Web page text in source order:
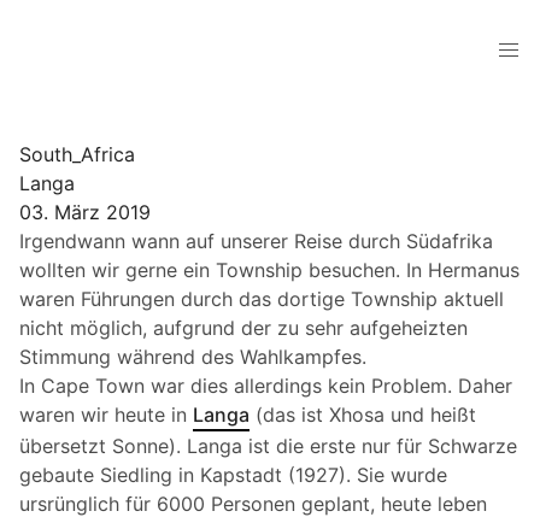
South_Africa
Langa
03. März 2019
Irgendwann wann auf unserer Reise durch Südafrika
wollten wir gerne ein Township besuchen. In Hermanus
waren Führungen durch das dortige Township aktuell
nicht möglich, aufgrund der zu sehr aufgeheizten
Stimmung während des Wahlkampfes.
In Cape Town war dies allerdings kein Problem. Daher
waren wir heute in Langa (das ist Xhosa und heißt
übersetzt Sonne). Langa ist die erste nur für Schwarze
gebaute Siedling in Kapstadt (1927). Sie wurde
ursrünglich für 6000 Personen geplant, heute leben